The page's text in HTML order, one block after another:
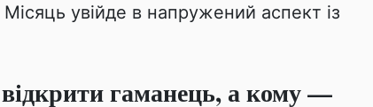
увійде в напружений аспект із
гаманець, а кому —